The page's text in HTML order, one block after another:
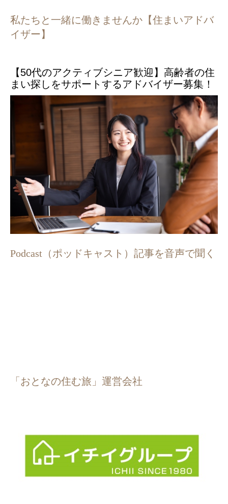
私たちと一緒に働きませんか【住まいアドバ
イザー】
【50代のアクティブシニア歓迎】高齢者の住
まい探しをサポートするアドバイザー募集！
Podcast（ポッドキャスト）記事を音声で聞く
「おとなの住む旅」運営会社